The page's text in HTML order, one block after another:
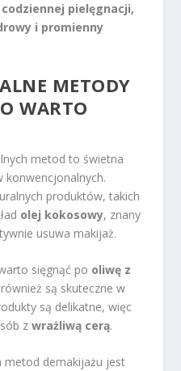
pielęgnacji,
i promienny
METODY
WARTO
metod to świetna
konwencjonalnych.
produktów, takich
olej kokosowy, znany
usuwa makijaż.
sięgnąć po oliwę z
są skuteczne w
są delikatne, więc
zwrażliwą cerą.
metod demakijażu jest